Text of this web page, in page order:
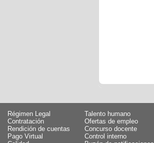
Régimen Legal
Talento humano
Contratación
Ofertas de empleo
Rendición de cuentas
Concurso docente
Pago Virtual
Control interno